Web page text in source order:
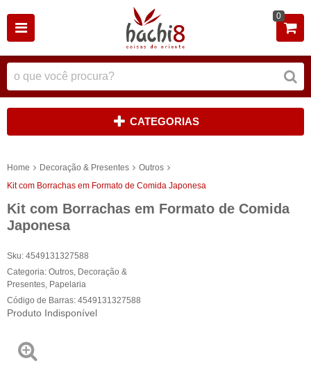
0
CATEGORIAS
Home Decoração & Presentes
Outros
Kit com Borrachas em Formato de Comida Japonesa
Kit com Borrachas em Formato de Comida
Japonesa
Sku: 4549131327588
Categoria: Outros Decoração &
Presentes Papelaria
Código de Barras: 4549131327588
Produto Indisponível